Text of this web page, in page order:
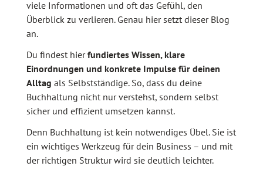
viele Informationen und oft das Gefühl, den
Überblick zu verlieren. Genau hier setzt dieser Blog
an.
Du findest hierfundiertes Wissen, klare
Einordnungen und konkrete Impulse für deinen
Alltag als Selbstständige. So, dass du deine
Buchhaltung nicht nur verstehst, sondern selbst
sicher und effizient umsetzen kannst.
Denn Buchhaltung ist kein notwendiges Übel. Sie ist
ein wichtiges Werkzeug für dein Business – und mit
der richtigen Struktur wird sie deutlich leichter.